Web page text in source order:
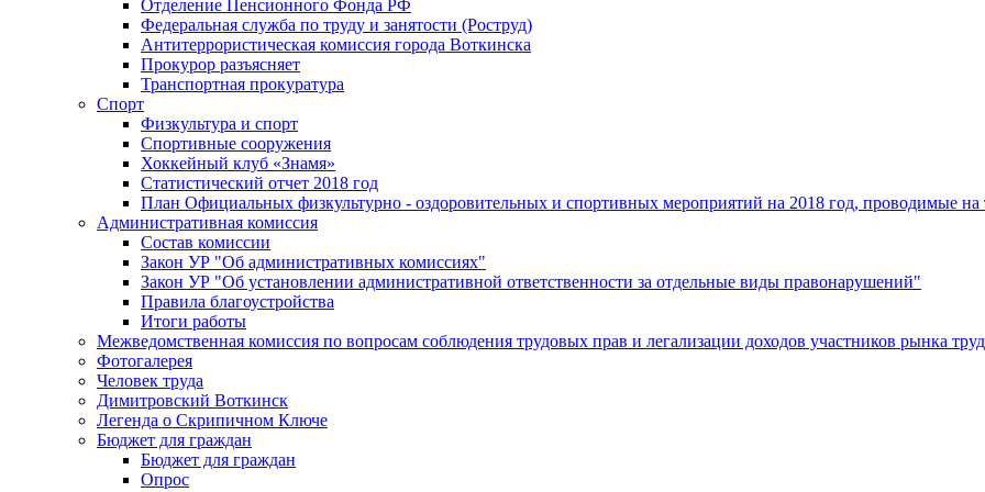
Отделение Пенсионного Фонда РФ
Федеральная служба по труду и занятости (Роструд)
Антитеррористическая комиссия города Воткинска
Прокурор разъясняет
Транспортная прокуратура
Спорт
Физкультура и спорт
Спортивные сооружения
Хоккейный клуб «Знамя»
Статистический отчет 2018 год
План Официальных физкультурно - оздоровительных и спортивных мероприятий на 2018 год, проводимые
Административная комиссия
Состав комиссии
Закон УР "Об административных комиссиях"
Закон УР "Об установлении административной ответственности за отдельные виды правонарушений"
Правила благоустройства
Итоги работы
Межведомственная комиссия по вопросам соблюдения трудовых прав и легализации доходов участников рынка
Фотогалерея
Человек труда
Димитровский Воткинск
Легенда о Скрипичном Ключе
Бюджет для граждан
Бюджет для граждан
Опрос